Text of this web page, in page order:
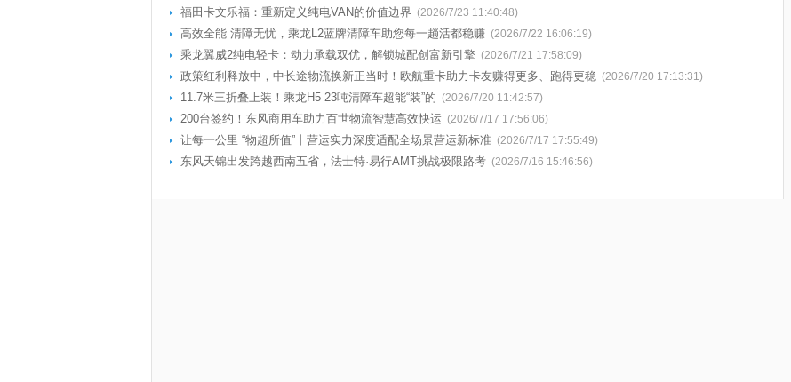
福田卡文乐福：重新定义纯电VAN的价值边界 (2026/7/23 11:40:48)
高效全能 清障无忧，乘龙L2蓝牌清障车助您每一趟活都稳赚 (2026/7/22 16:06:19)
乘龙翼威2纯电轻卡：动力承载双优，解锁城配创富新引擎 (2026/7/21 17:58:09)
政策红利释放中，中长途物流换新正当时！欧航重卡助力卡友赚得更多、跑得更稳 (2026/7/20 17:13:31)
11.7米三折叠上装！乘龙H5 23吨清障车超能“装”的 (2026/7/20 11:42:57)
200台签约！东风商用车助力百世物流智慧高效快运 (2026/7/17 17:56:06)
让每一公里 “物超所值”丨营运实力深度适配全场景营运新标准 (2026/7/17 17:55:49)
东风天锦出发跨越西南五省，法士特·易行AMT挑战极限路考 (2026/7/16 15:46:56)